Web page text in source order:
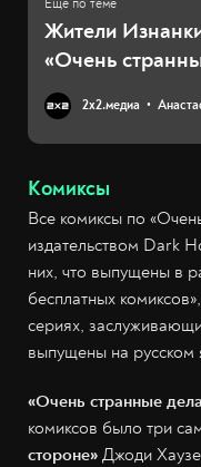
Жители
«Очень
2х2.медиа
Комиксы
Все комиксы по
издательством Dark
них, что выпущены в
бесплатных
сериях,
выпущены на русском
«Очень странные
комиксов было три
стороне» Джоди